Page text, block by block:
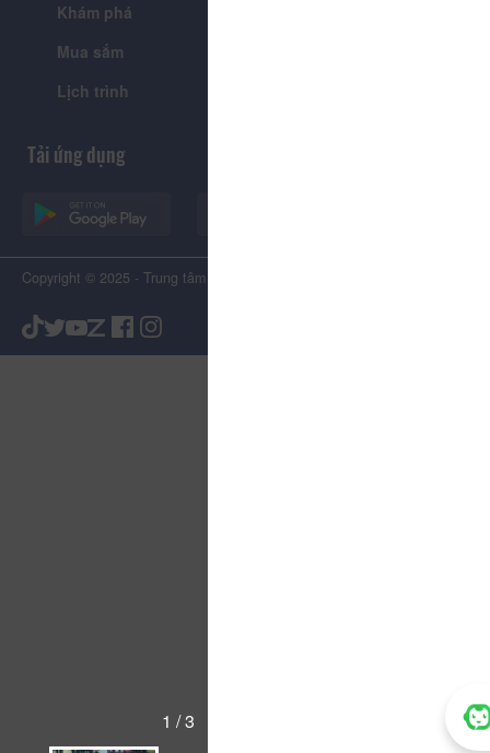
1 / 3
Khám phá
Mua sắm
Lịch trình
Tải ứng dụng
Copyright © 2025 - Trung tâm Xúc tiến Du lịch Tỉnh Lâm Đồng